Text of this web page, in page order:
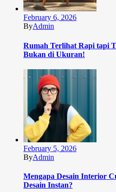
February 6, 2026
ByAdmin
Rumah Terlihat Rapi tapi
Bukan di Ukuran!
February 5, 2026
ByAdmin
Mengapa Desain Interior
Desain Instan?